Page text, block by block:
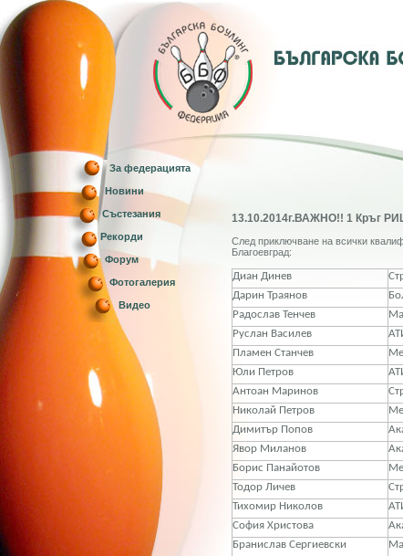
За федерацията
Новини
Състезания
Рекорди
Форум
Фотогалерия
Видео
13.10.2014г.ВАЖНО!! 1 Кръг
След приключване на всички
Благоевград:
Диан Динев
Дарин Траянов
Радослав Тенчев
Руслан Василев
Пламен Станчев
Юли Петров
Антоан Маринов
Николай Петров
Димитър Попов
Явор Миланов
Борис Панайотов
Тодор Личев
Тихомир Николов
София Христова
Бранислав Сергиевски